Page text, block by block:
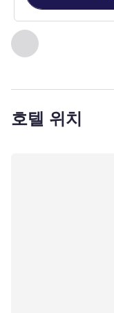
이전 - 객실
2/ 페이지 , 객실 1 :
호텔 위치